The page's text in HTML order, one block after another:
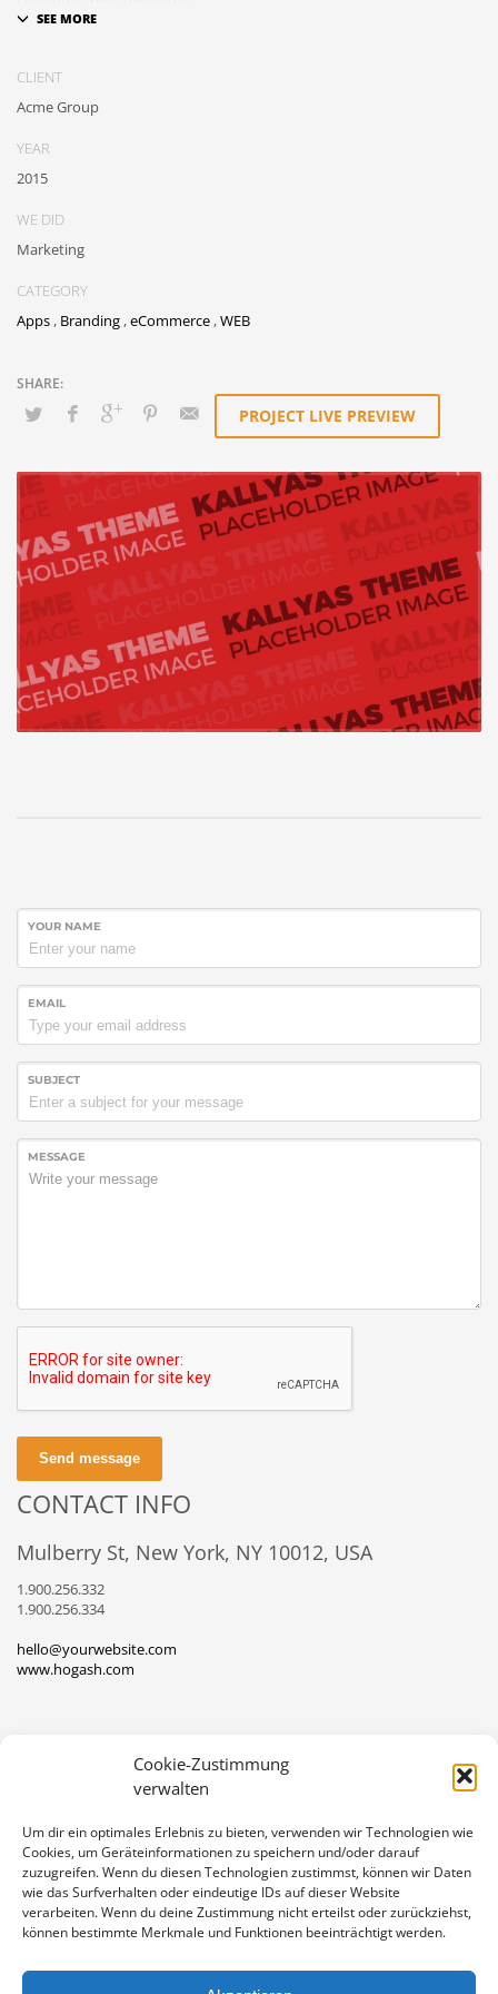
Cookie-Zustimmung
verwalten
Um dir ein optimales Erlebnis zu bieten, verwenden wir Technologien wie
Cookies, um Geräteinformationen zu speichern und/oder darauf
zuzugreifen. Wenn du diesen Technologien zustimmst, können wir Daten
wie das Surfverhalten oder eindeutige IDs auf dieser Website
verarbeiten. Wenn du deine Zustimmung nicht erteilst oder zurückziehst,
können bestimmte Merkmale und Funktionen beeinträchtigt werden.
SHOWROOM HOURS
Mon-Fri 9:00AM - 6:00AM
Sundays by appointment only!
CLIENT
Acme Group
YEAR
2015
WE DID
Marketing
CATEGORY
Apps , Branding ,eCommerce ,WEB
PROJECT LIVE PREVIEW
YOUR NAME
EMAIL
SUBJECT
MESSAGE
Send message
CONTACT INFO
Mulberry St, New York, NY 10012, USA
1.900.256.332
1.900.256.334
hello@yourwebsite.com
www.hogash.com
DATENSCHUTZ IMPRESSUM
GET SOCIAL
Sportverein Adelshofen Nassenhausen
e.V.